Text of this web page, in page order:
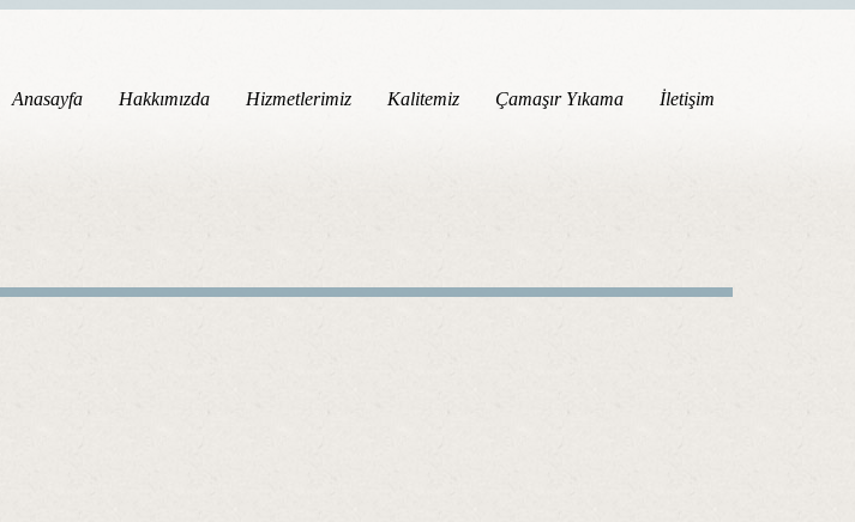
Anasayfa Hakkımızda Hizmetlerimiz Kalitemiz Çamaşır Yıkama İletişim